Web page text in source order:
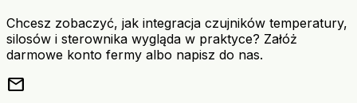
Chcesz zobaczyć, jak integracja czujników temperatury,
silosów i sterownika wygląda w praktyce? Załóż
darmowe konto fermy albo napisz do nas.
mail